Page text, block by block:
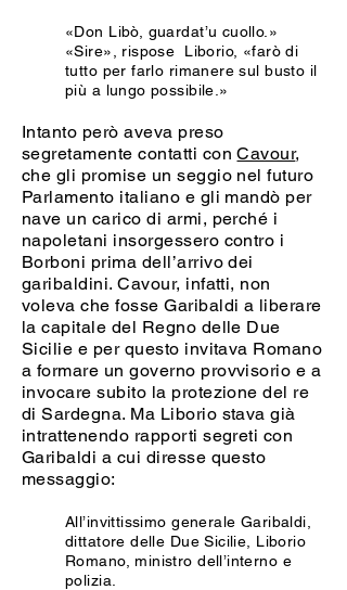
«Don Libò, guardat’u cuollo.»
«Sire», rispose Liborio, «farò di
tutto per farlo rimanere sul busto il
più a lungo possibile.»
Intanto però aveva preso
segretamente contatti conCavour,
che gli promise un seggio nel futuro
Parlamento italiano e gli mandò per
nave un carico di armi, perché i
napoletani insorgessero contro i
Borboni prima dell’arrivo dei
garibaldini. Cavour, infatti, non
voleva che fosse Garibaldi a liberare
la capitale del Regno delle Due
Sicilie e per questo invitava Romano
a formare un governo provvisorio e a
invocare subito la protezione del re
di Sardegna. Ma Liborio stava già
intrattenendo rapporti segreti con
Garibaldi a cui diresse questo
messaggio:
All’invittissimo generale Garibaldi,
dittatore delle Due Sicilie, Liborio
Romano, ministro dell’interno e
polizia.